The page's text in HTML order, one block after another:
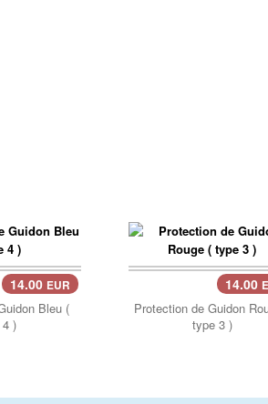
14.00 EUR
Bleu (
)
14.00
Protection de Guidon
type 3 )